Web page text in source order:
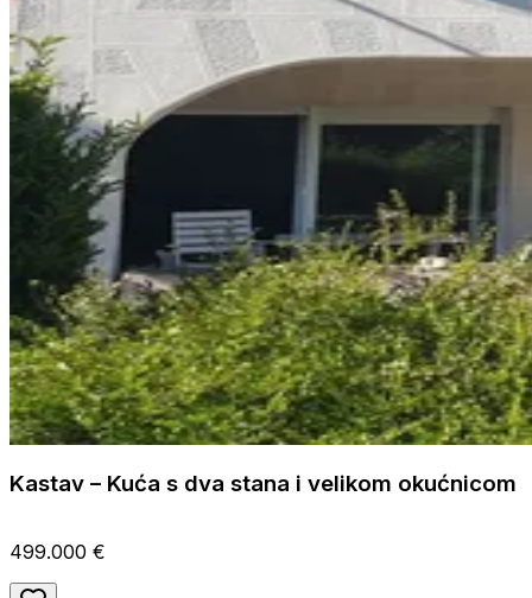
Kastav – Kuća s dva stana i velikom okućnicom
499.000 €